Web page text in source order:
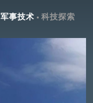
军事技术 科技探索